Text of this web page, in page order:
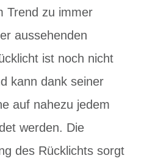
Trend zu immer
aussehenden
ist noch nicht
kann dank seiner
auf nahezu jedem
werden. Die
des Rücklichts sorgt